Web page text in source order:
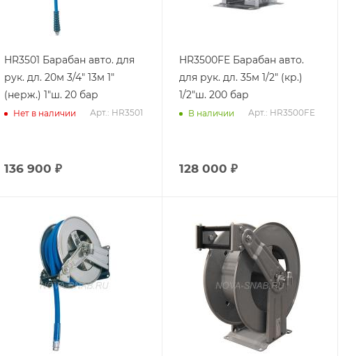
HR3501 Барабан авто. для
рук. дл. 20м 3/4" 13м 1"
(нерж.) 1"ш. 20 бар
Нет в наличии Арт.: HR3501
136 900 ₽
HR3500FE Барабан авто.
для рук. дл. 35м 1/2" (кр.)
1/2"ш. 200 бар
В наличии Арт.: HR3500FE
128 000 ₽